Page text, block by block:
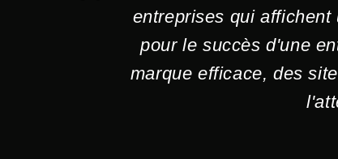
entreprises qui
pour le succès d'une
marque efficace, des